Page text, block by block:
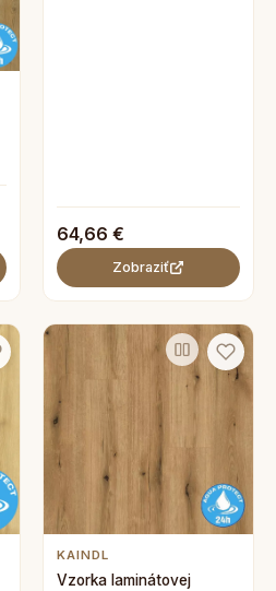
64,66 €
Zobraziť
KAINDL
Vzorka laminátovej